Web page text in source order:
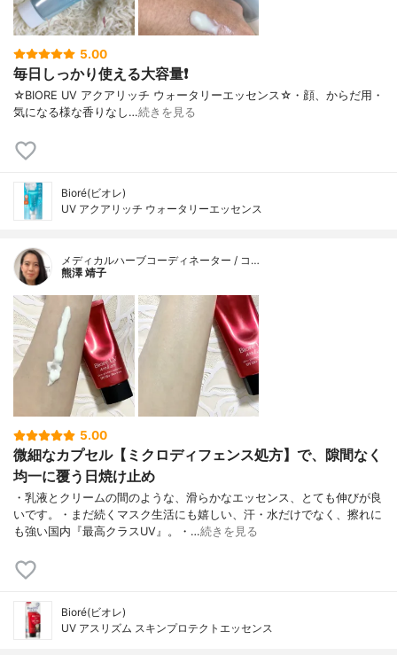
5.00
毎日しっかり使える大容量❗
☆BIORE UV アクアリッチ ウォータリーエッセンス☆・顔、からだ用・
気になる様な香りなし…続きを見る
Bioré(ビオレ)
UV アクアリッチ ウォータリーエッセンス
メディカルハーブコーディネーター / コ…
熊澤 靖子
5.00
微細なカプセル【ミクロディフェンス処方】で、隙間なく
均一に覆う日焼け止め
・乳液とクリームの間のような、滑らかなエッセンス、とても伸びが良
いです。・まだ続くマスク生活にも嬉しい、汗・水だけでなく、擦れに
も強い国内『最高クラスUV』。・…続きを見る
Bioré(ビオレ)
UV アスリズム スキンプロテクトエッセンス